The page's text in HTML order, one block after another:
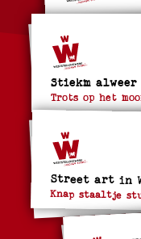
Stiekm alweer
Trots op het
Street art in
Knap staaltje